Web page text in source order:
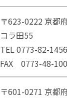
〒623-0222 京都
コラ田55
TEL 0773-82-1456
FAX 0773-48-
〒601-0271 京都